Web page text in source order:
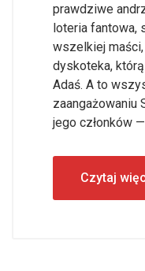
prawdziwe
loteria fantowa,
wszelkiej
dyskoteka,
Adaś. A to
zaangażowaniu
jego członków
Czytaj